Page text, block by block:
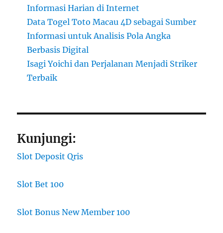
Informasi Harian di Internet
Data Togel Toto Macau 4D sebagai Sumber
Informasi untuk Analisis Pola Angka
Berbasis Digital
Isagi Yoichi dan Perjalanan Menjadi Striker
Terbaik
Kunjungi:
Slot Deposit Qris
Slot Bet 100
Slot Bonus New Member 100